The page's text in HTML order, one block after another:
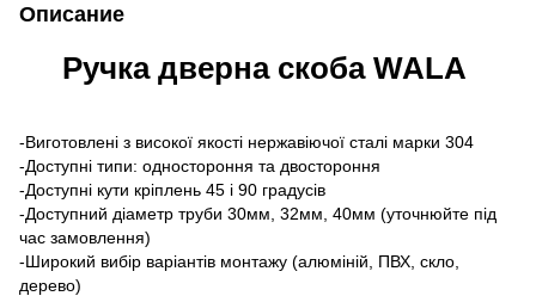
Описание
Ручка дверна скоба WALA
-Виготовлені з високої якості нержавіючої сталі марки 304
-Доступні типи: одностороння та двостороння
-Доступні кути кріплень 45 і 90 градусів
-Доступний діаметр труби 30мм, 32мм, 40мм (уточнюйте під
час замовлення)
-Широкий вибір варіантів монтажу (алюміній, ПВХ, скло,
дерево)